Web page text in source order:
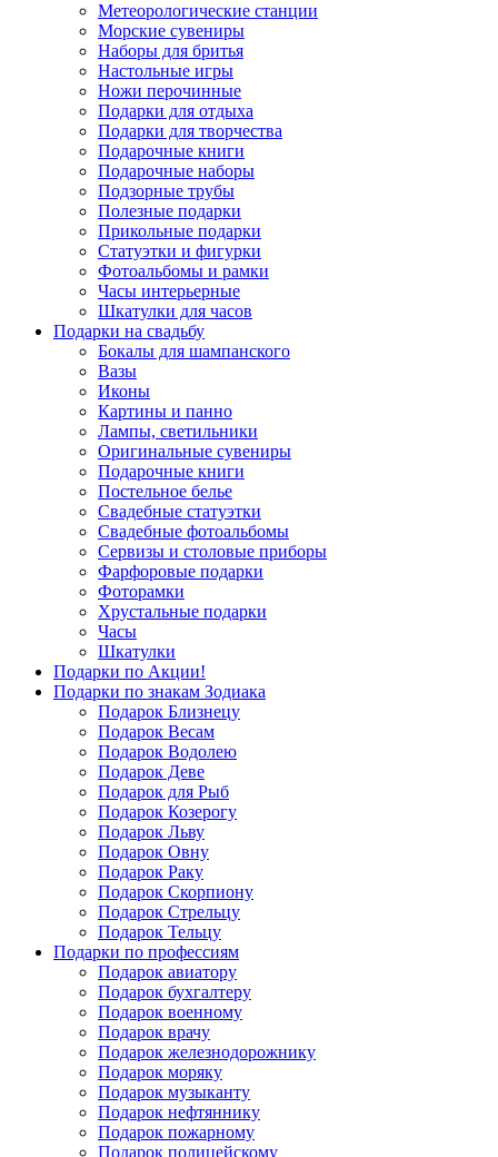
Метеорологические станции
Морские сувениры
Наборы для бритья
Настольные игры
Ножи перочинные
Подарки для отдыха
Подарки для творчества
Подарочные книги
Подарочные наборы
Подзорные трубы
Полезные подарки
Прикольные подарки
Статуэтки и фигурки
Фотоальбомы и рамки
Часы интерьерные
Шкатулки для часов
Подарки на свадьбу
Бокалы для шампанского
Вазы
Иконы
Картины и панно
Лампы, светильники
Оригинальные сувениры
Подарочные книги
Постельное белье
Свадебные статуэтки
Свадебные фотоальбомы
Сервизы и столовые приборы
Фарфоровые подарки
Фоторамки
Хрустальные подарки
Часы
Шкатулки
Подарки по Акции!
Подарки по знакам Зодиака
Подарок Близнецу
Подарок Весам
Подарок Водолею
Подарок Деве
Подарок для Рыб
Подарок Козерогу
Подарок Льву
Подарок Овну
Подарок Раку
Подарок Скорпиону
Подарок Стрельцу
Подарок Тельцу
Подарки по профессиям
Подарок авиатору
Подарок бухгалтеру
Подарок военному
Подарок врачу
Подарок железнодорожнику
Подарок моряку
Подарок музыканту
Подарок нефтяннику
Подарок пожарному
Подарок полицейскому